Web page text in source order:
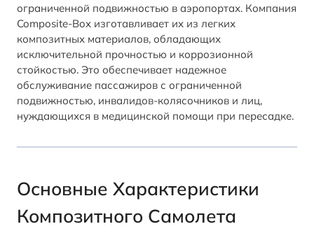
ограниченной подвижностью в аэропортах. Компания
Composite-Box изготавливает их из легких
композитных материалов, обладающих
исключительной прочностью и коррозионной
стойкостью. Это обеспечивает надежное
обслуживание пассажиров с ограниченной
подвижностью, инвалидов-колясочников и лиц,
нуждающихся в медицинской помощи при пересадке.
Основные Характеристики
Композитного Самолета